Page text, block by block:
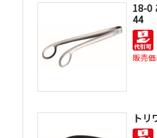
18-0
44
販売価
トリ